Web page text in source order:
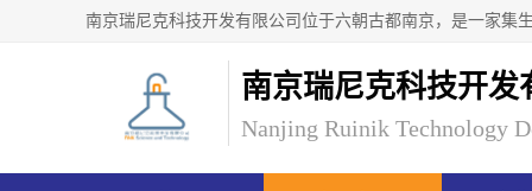
南京瑞尼克科技开发
Nanjing Ruinik Technology